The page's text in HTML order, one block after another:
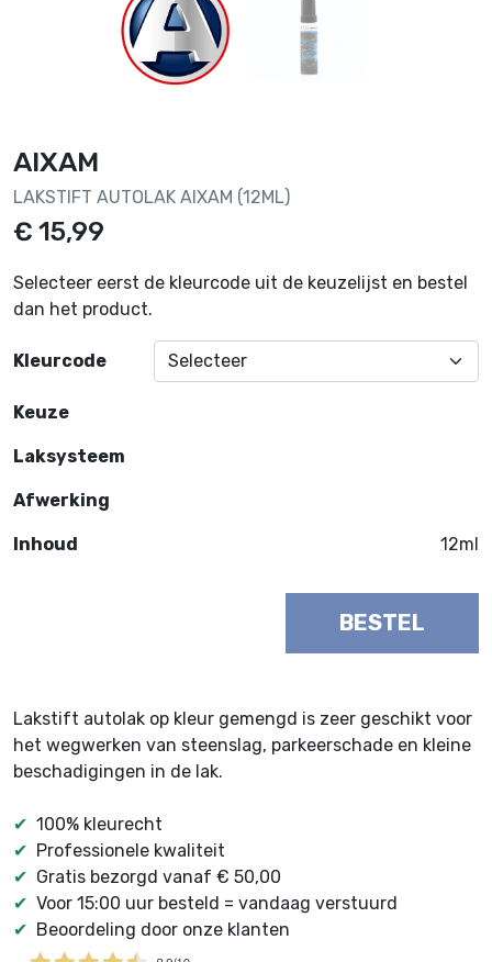
AIXAM
LAKSTIFT AUTOLAK AIXAM (12ML)
€ 15,99
Selecteer eerst de kleurcode uit de keuzelijst en bestel
dan het product.
Kleurcode
Keuze
Laksysteem
Afwerking
Inhoud 12ml
BESTEL
Lakstift autolak op kleur gemengd is zeer geschikt voor
het wegwerken van steenslag, parkeerschade en kleine
beschadigingen in de lak.
✔ 100% kleurecht
✔ Professionele kwaliteit
✔ Gratis bezorgd vanaf € 50,00
✔ Voor 15:00 uur besteld = vandaag verstuurd
✔ Beoordeling door onze klanten